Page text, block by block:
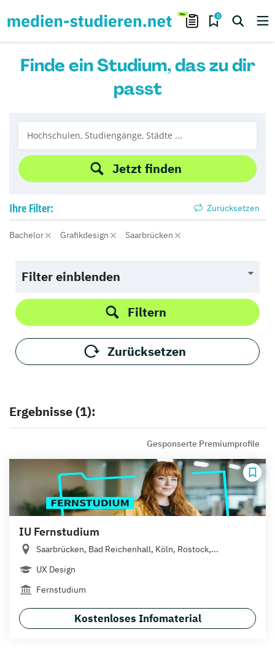
0
Finde ein Studium, das zu dir
passt
Jetzt finden
Ihre Filter: Zurücksetzen
Bachelor Grafikdesign Saarbrücken
Filter einblenden
Filtern
Zurücksetzen
Ergebnisse (1):
Gesponserte Premiumprofile
IU Fernstudium
Saarbrücken, Bad Reichenhall, Köln, Rostock,...
UX Design
Fernstudium
Kostenloses Infomaterial